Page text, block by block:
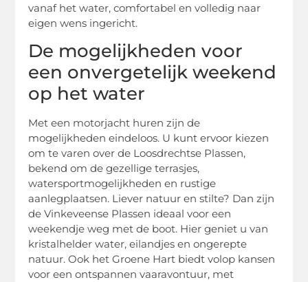
vanaf het water, comfortabel en volledig naar
eigen wens ingericht.
De mogelijkheden voor
een onvergetelijk weekend
op het water
Met een motorjacht huren zijn de
mogelijkheden eindeloos. U kunt ervoor kiezen
om te varen over de Loosdrechtse Plassen,
bekend om de gezellige terrasjes,
watersportmogelijkheden en rustige
aanlegplaatsen. Liever natuur en stilte? Dan zijn
de Vinkeveense Plassen ideaal voor een
weekendje weg met de boot. Hier geniet u van
kristalhelder water, eilandjes en ongerepte
natuur. Ook het Groene Hart biedt volop kansen
voor een ontspannen vaaravontuur, met